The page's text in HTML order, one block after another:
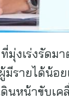
งเร่งรัดม
รายได้น้อ
นหน้าขับเ